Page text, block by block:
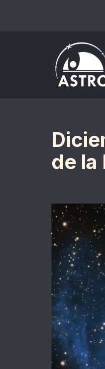
de la